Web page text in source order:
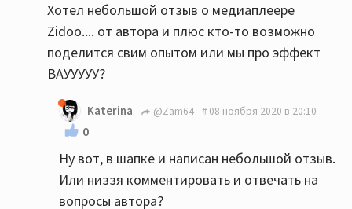
Хотел небольшой отзыв о медиаплеере
Zidoo.... от автора и плюс кто-то возможно
поделится свим опытом или мы про эффект
ВАУУУУУ?
Katerina @Zam64 08 ноября 2020 в 20:10
0
Ну вот, в шапке и написан небольшой отзыв.
Или низзя комментировать и отвечать на
вопросы автора?